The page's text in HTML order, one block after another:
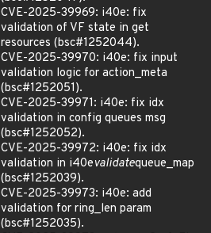
CVE-2025-39969: i40e: fix
validation of VF state in get
resources (bsc#1252044).
CVE-2025-39970: i40e: fix input
validation logic for action_meta
(bsc#1252051).
CVE-2025-39971: i40e: fix idx
validation in config queues msg
(bsc#1252052).
CVE-2025-39972: i40e: fix idx
validation in i40evalidatequeue_map
(bsc#1252039).
CVE-2025-39973: i40e: add
validation for ring_len param
(bsc#1252035).